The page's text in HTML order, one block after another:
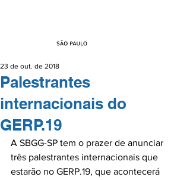
Palestrantes
internacionais do
GERP.19
23 de out. de 2018
A SBGG-SP tem o prazer de anunciar
três palestrantes internacionais que
estarão no GERP.19, que acontecerá